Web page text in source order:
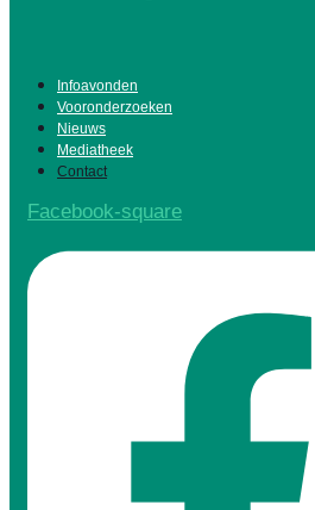
Infoavonden
Vooronderzoeken
Nieuws
Mediatheek
Contact
Facebook-square